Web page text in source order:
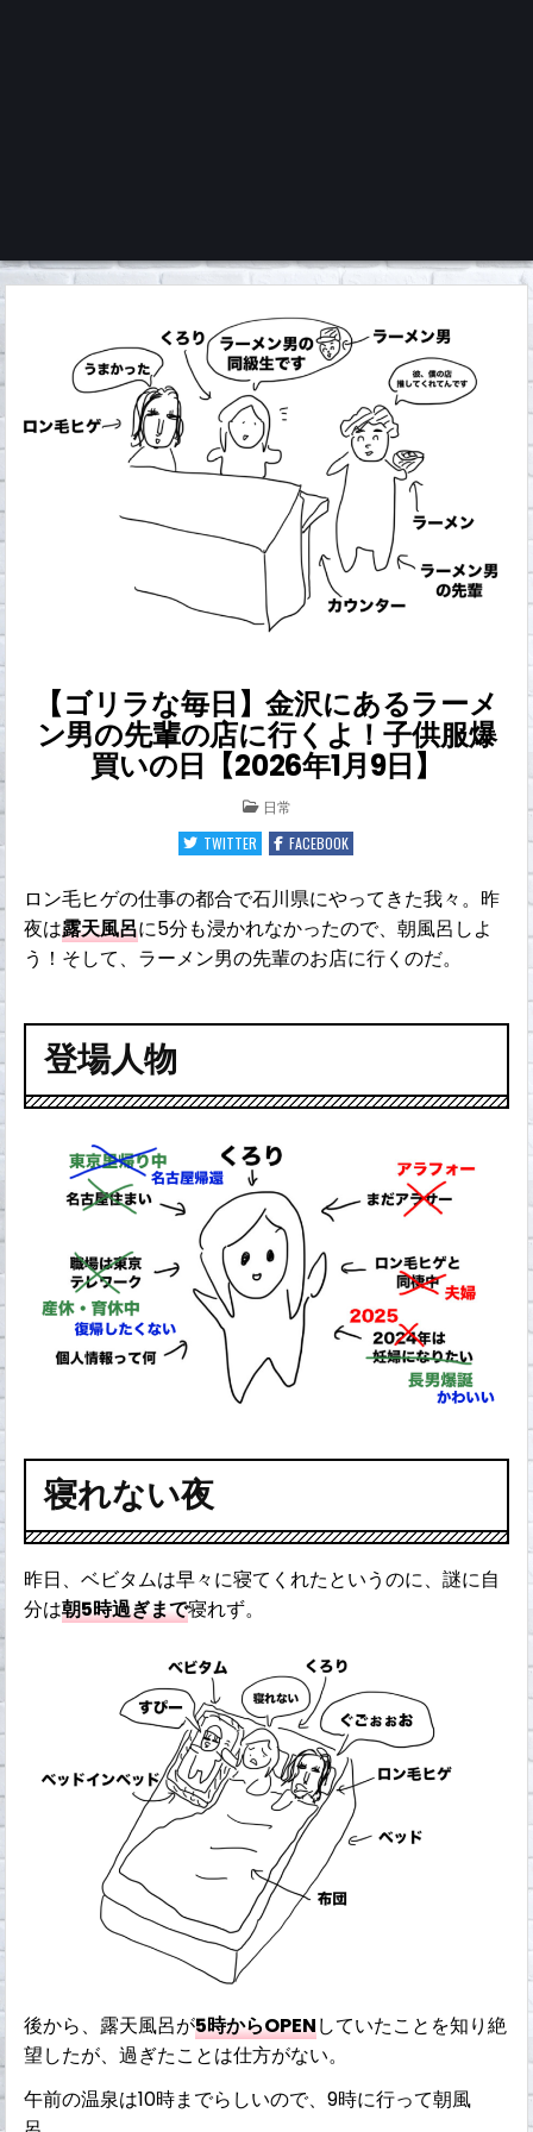
くろチャンネル
【ゴリラな毎日】金沢にあるラーメ
ン男の先輩の店に行くよ！子供服爆
買いの日【2026年1月9日】
POSTED
IN
日常
TWITTER
FACEBOOK
ロン毛ヒゲの仕事の都合で石川県にやってきた我々。昨
夜は露天風呂に5分も浸かれなかったので、朝風呂しよ
う！そして、ラーメン男の先輩のお店に行くのだ。
登場人物
寝れない夜
昨日、ベビタムは早々に寝てくれたというのに、謎に自
分は朝5時過ぎまで寝れず。
後から、露天風呂が5時からOPENしていたことを知り絶
望したが、過ぎたことは仕方がない。
午前の温泉は10時までらしいので、9時に行って朝風